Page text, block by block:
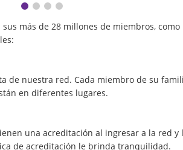
imagen
imagen
imagen
imagenimagen
más de 28 millones de miembros, como
de nuestra red. Cada miembro de su
en diferentes lugares.
una acreditación al ingresar a la red y
de acreditación le brinda tranquilidad.